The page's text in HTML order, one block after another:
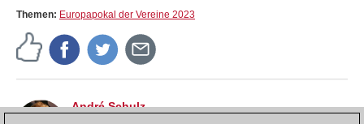
Themen: Europapokal der Vereine 2023
André Schulz